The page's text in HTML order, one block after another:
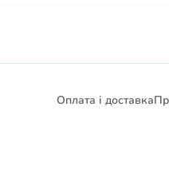
Оплата і доставка